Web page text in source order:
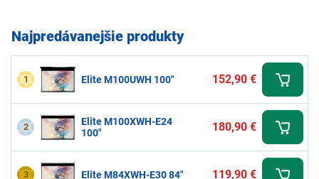
Najpredávanejšie produkty
1 Elite M100UWH 100" 152,90 €
2
Elite M100XWH-E24
100"
180,90 €
3 Elite M84XWH-E30 84" 119,90 €